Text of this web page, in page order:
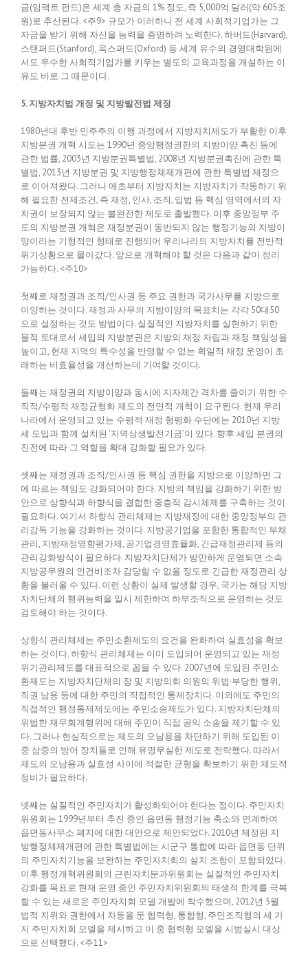
금(임팩트 펀드)은 세계 총 자금의 1% 정도, 즉 5,000억 달러(약 605조
원)로 추산된다. <주9> 규모가 이러하니 전 세계 사회적기업가는 그
자금을 받기 위해 자신을 능력을 증명하려 노력한다. 하버드(Harvard),
스탠퍼드(Stanford), 옥스퍼드(Oxford) 등 세계 유수의 경영대학원에
서도 우수한 사회적기업가를 키우는 별도의 교육과정을 개설하는 이
유도 바로 그 때문이다.
5. 지방자치법 개정 및 지방발전법 제정
1980년대 후반 민주주의 이행 과정에서 지방자치제도가 부활한 이후
지방분권 개혁 시도는 1990년 중앙행정권한의 지방이양 촉진 등에
관한 법률, 2003년 지방분권특별법, 2008년 지방분권촉진에 관한 특
별법, 2013년 지방분권 및 지방행정체제개편에 관한 특별법 제정으
로 이어져왔다. 그러나 애초부터 지방자치는 지방자치가 작동하기 위
해 필요한 전제조건, 즉 재정, 인사, 조직, 입법 등 핵심 영역에서의 자
치권이 보장되지 않는 불완전한 제도로 출발했다. 이후 중앙정부 주
도의 지방분권 개혁은 재정분권이 동반되지 않는 행정기능의 지방이
양이라는 기형적인 형태로 진행되어 우리나라의 지방자치를 전반적
위기상황으로 몰아갔다. 앞으로 개혁해야 할 것은 다음과 같이 정리
가능하다. <주10>
첫째로 재정권과 조직/인사권 등 주요 권한과 국가사무를 지방으로
이양하는 것이다. 재정과 사무의 지방이양의 목표치는 각각 50대50
으로 설정하는 것도 방법이다. 실질적인 지방자치를 실현하기 위한
물적 토대로서 세입의 지방분권은 지방의 재정 자립과 재정 책임성을
높이고, 현재 지역의 특수성을 반영할 수 없는 획일적 재정 운영이 초
래하는 비효율성을 개선하는데 기여할 것이다.
둘째는 재정권의 지방이양과 동시에 지자체간 격차를 줄이기 위한 수
직적/수평적 재정균형화 제도의 전면적 개혁이 요구된다. 현재 우리
나라에서 운영되고 있는 수평적 재정 형평화 수단에는 2010년 지방
세 도입과 함께 설치된 ‘지역상생발전기금’이 있다. 향후 세입 분권의
진전에 따라 그 역할을 확대 강화할 필요가 있다.
셋째는 재정권과 조직/인사권 등 핵심 권한을 지방으로 이양하면 그
에 따르는 책임도 강화되어야 한다. 지방의 책임을 강화하기 위한 방
안으로 상향식과 하향식을 결합한 중층적 감시체제를 구축하는 것이
필요하다. 여기서 하향식 관리체제는 지방재정에 대한 중앙정부의 관
리감독 기능을 강화하는 것이다. 지방공기업을 포함한 통합적인 부채
관리, 지방재정영향평가제, 공기업경영효율화, 긴급재정관리제 등의
관리강화방식이 필요하다. 지방자치단체가 방만하게 운영되면 소속
지방공무원의 인건비조차 감당할 수 없을 정도로 긴급한 재정관리 상
황을 불러올 수 있다. 이런 상황이 실제 발생할 경우, 국가는 해당 지방
자치단체의 행위능력을 일시 제한하여 하부조직으로 운영하는 것도
검토해야 하는 것이다.
상향식 관리체제는 주민소환제도의 요건을 완화하여 실효성을 확보
하는 것이다. 하향식 관리체제는 이미 도입되어 운영되고 있는 재정
위기관리제도를 대표적으로 꼽을 수 있다. 2007년에 도입된 주민소
환제도는 지방자치단체의 장 및 지방의회 의원의 위법·부당한 행위,
직권 남용 등에 대한 주민의 직접적인 통제장치다. 이외에도 주민의
직접적인 행정통제제도에는 주민소송제도가 있다. 지방자치단체의
위법한 재무회계행위에 대해 주민이 직접 공익 소송을 제기할 수 있
다. 그러나 현실적으로는 제도의 오남용을 차단하기 위해 도입된 이
중 삼중의 방어 장치들로 인해 유명무실한 제도로 전락했다. 따라서
제도의 오남용과 실효성 사이에 적절한 균형을 확보하기 위한 제도적
정비가 필요하다.
넷째는 실질적인 주민자치가 활성화되어야 한다는 점이다. 주민자치
위원회는 1999년부터 추진 중인 읍면동 행정기능 축소와 연계하여
읍면동사무소 폐지에 대한 대안으로 제안되었다. 2010년 제정된 지
방행정체제개편에 관한 특별법에는 시군구 통합에 따라 읍면동 단위
의 주민자치기능을 보완하는 주민자치회의 설치 조항이 포함되었다.
이후 행정개혁위원회의 근린자치분과위원회는 실질적인 주민자치
강화를 목표로 현재 운영 중인 주민자치위원회의 태생적 한계를 극복
할 수 있는 새로운 주민자치회 모델 개발에 착수했으며, 2012년 5월
법적 지위와 권한에서 차등을 둔 협력형, 통합형, 주민조직형의 세 가
지 주민자치회 모델을 제시하고 이 중 협력형 모델을 시범실시 대상
으로 선택했다. <주11>